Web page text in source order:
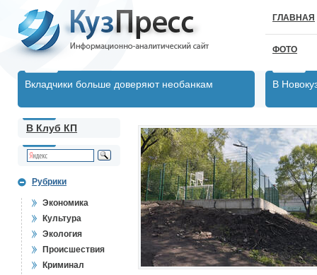
ГЛАВНАЯ
ФОТО
Вкладчики больше доверяют необанкам В
В Клуб КП
Рубрики
Экономика
Культура
Экология
Происшествия
Криминал